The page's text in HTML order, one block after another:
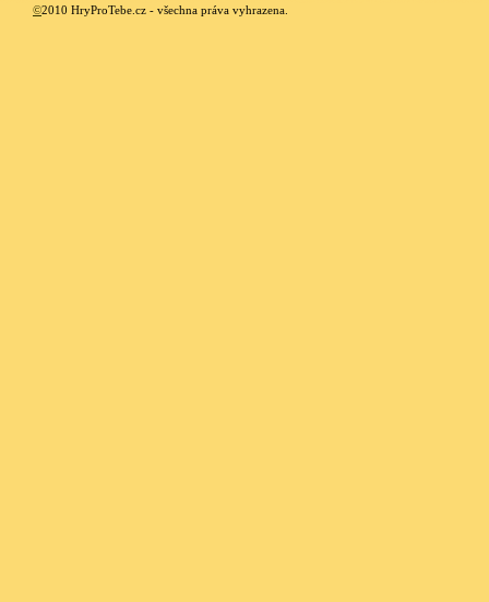
©2010 HryProTebe.cz - všechna práva vyhrazena.